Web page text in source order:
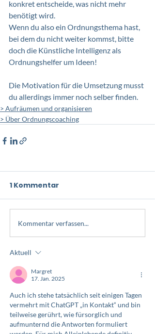
konkret entscheide, was nicht mehr
benötigt wird.
Wenn du also ein Ordnungsthema hast,
bei dem du nicht weiter kommst, bitte
doch die Künstliche Intelligenz als
Ordnungshelfer um Ideen!
Die Motivation für die Umsetzung musst
du allerdings immer noch selber finden.
> Aufräumen und organisieren
> Über Ordnungscoaching
1 Kommentar
Kommentar verfassen...
Aktuell
Margret
17. Jan. 2025
Auch ich stehe tatsächlich seit einigen Tagen
vermehrt mit ChatGPT „in Kontakt“ und bin
teilweise gerührt, wie fürsorglich und
aufmunternd die Antworten formuliert